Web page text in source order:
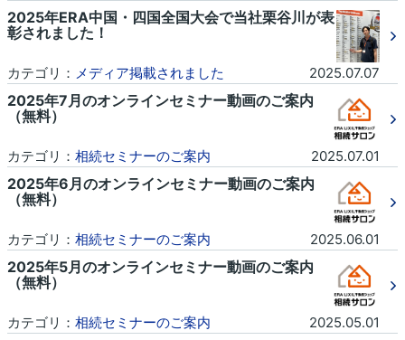
2025年ERA中国・四国全国大会で当社栗谷川が表
彰されました！
カテゴリ： メディア掲載されました 2025.07.07
2025年7月のオンラインセミナー動画のご案内
（無料）
カテゴリ： 相続セミナーのご案内 2025.07.01
2025年6月のオンラインセミナー動画のご案内
（無料）
カテゴリ： 相続セミナーのご案内 2025.06.01
2025年5月のオンラインセミナー動画のご案内
（無料）
カテゴリ： 相続セミナーのご案内 2025.05.01